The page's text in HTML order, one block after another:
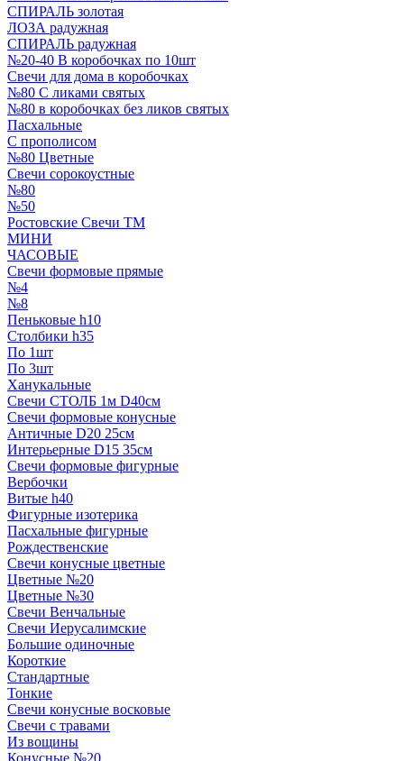
СПИРАЛЬ золотая
ЛОЗА радужная
СПИРАЛЬ радужная
№20-40 В коробочках по 10шт
Свечи для дома в коробочках
№80 С ликами святых
№80 в коробочках без ликов святых
Пасхальные
С прополисом
№80 Цветные
Свечи сорокоустные
№80
№50
Ростовские Свечи ТМ
МИНИ
ЧАСОВЫЕ
Свечи формовые прямые
№4
№8
Пеньковые h10
Столбики h35
По 1шт
По 3шт
Ханукальные
Свечи СТОЛБ 1м D40см
Свечи формовые конусные
Античные D20 25см
Интерьерные D15 35см
Свечи формовые фигурные
Вербочки
Витые h40
Фигурные изотерика
Пасхальные фигурные
Рождественские
Свечи конусные цветные
Цветные №20
Цветные №30
Свечи Венчальные
Свечи Иерусалимские
Большие одиночные
Короткие
Стандартные
Тонкие
Свечи конусные восковые
Свечи с травами
Из вощины
Конусные №20